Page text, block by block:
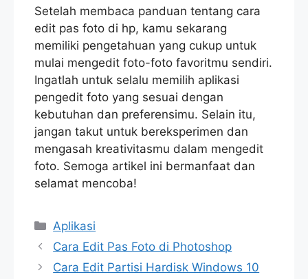
Setelah membaca panduan tentang cara
edit pas foto di hp, kamu sekarang
memiliki pengetahuan yang cukup untuk
mulai mengedit foto-foto favoritmu sendiri.
Ingatlah untuk selalu memilih aplikasi
pengedit foto yang sesuai dengan
kebutuhan dan preferensimu. Selain itu,
jangan takut untuk bereksperimen dan
mengasah kreativitasmu dalam mengedit
foto. Semoga artikel ini bermanfaat dan
selamat mencoba!
Categories
Aplikasi
Cara Edit Pas Foto di Photoshop
Cara Edit Partisi Hardisk Windows 10